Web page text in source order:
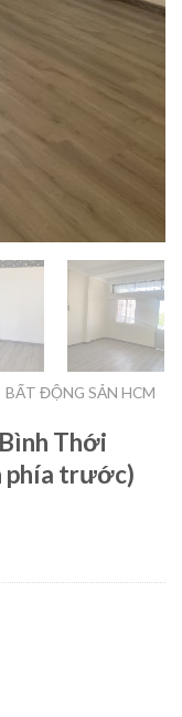
BẤT ĐỘNG SẢN HCM
Thới
phía trước)